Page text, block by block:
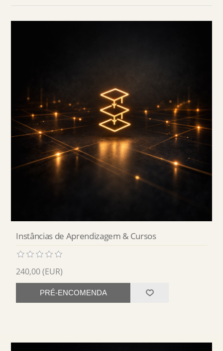
Instâncias de Aprendizagem & Cursos
240,00 (EUR)
PRÉ-ENCOMENDA